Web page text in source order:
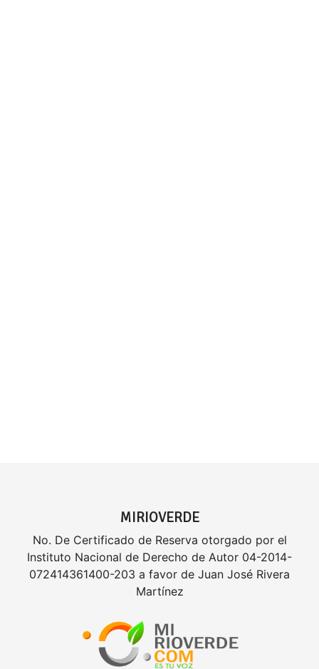
MIRIOVERDE
No. De Certificado de Reserva otorgado por el
Instituto Nacional de Derecho de Autor 04-2014-
072414361400-203 a favor de Juan José Rivera
Martínez